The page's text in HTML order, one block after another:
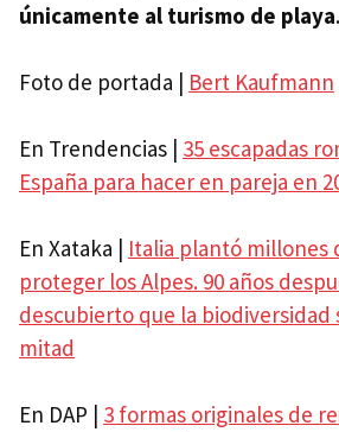
únicamente al turismo de playa.
Foto de portada | Bert Kaufmann
En Trendencias | 35 escapadas
España para hacer en pareja en
En Xataka | Italia plantó millones
proteger los Alpes. 90 años
descubierto que la biodiversidad
mitad
En DAP | 3 formas originales de